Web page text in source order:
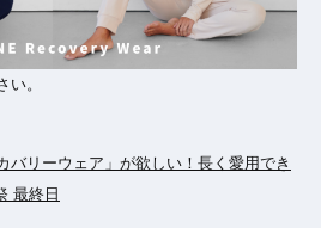
。
バリーウェア」が欲しい！長く愛用でき
最終日